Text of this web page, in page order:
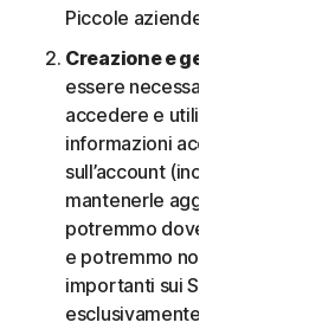
Piccole aziende.
Creazione e gestione di un
essere necessario disporre di
accedere e utilizzare i Servizi.
informazioni accurate,
sull’account (incluso un
mantenerle aggiornate. In caso
potremmo dover sospendere o
e potremmo non riuscire a
importanti sui Servizi.
esclusivamente a uso